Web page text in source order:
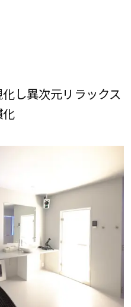
し異次元リラックス